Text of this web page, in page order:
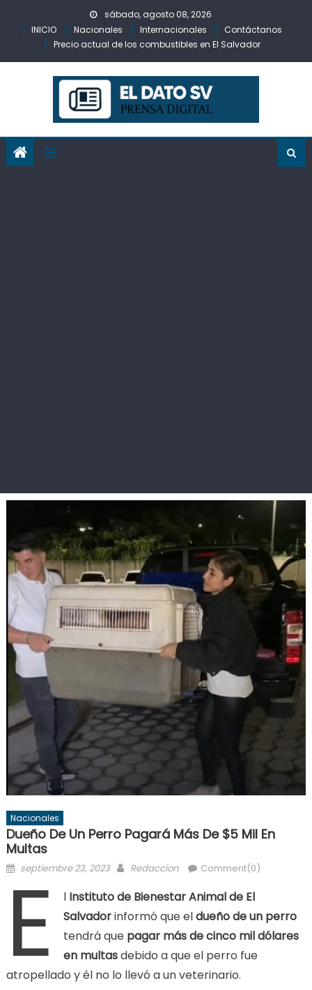
sábado, agosto 08, 2026
INICIO
Nacionales Internacionales
Contáctanos
Precio actual de los combustibles en El Salvador
Nacionales
Dueño De Un Perro Pagará Más De $5 Mil En
Multas
Posted
septiembre 23, 2023 Author
Redaccion Comment(0)
E l Instituto de Bienestar Animal de El
Salvadorinformó que eldueño de un perro
tendrá que pagar más de cinco mil dólares
en multasdebido a que el perro fue
atropellado y él no lo llevó a un veterinario.